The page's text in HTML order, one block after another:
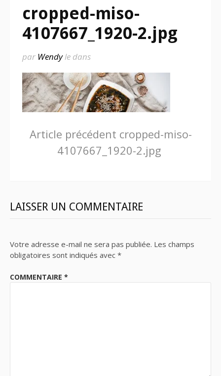
cropped-miso-
4107667_1920-2.jpg
par Wendyle dans
Lire
Article précédent cropped-miso-
4107667_1920-2.jpg
LAISSER UN COMMENTAIRE
Votre adresse e-mail ne sera pas publiée. Les champs
obligatoires sont indiqués avec *
COMMENTAIRE *